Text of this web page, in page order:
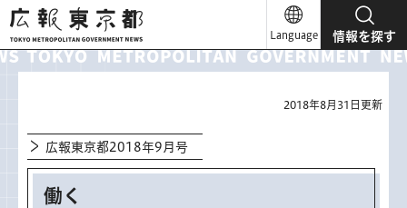
広報東京都
Language 情報を探す
2018年8月31日更新
広報東京都2018年9月号
働く